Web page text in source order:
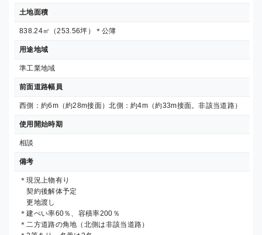
土地面積
838.24㎡（253.56坪）＊公簿
用途地域
準工業地域
前面道路幅員
西側：約6m（約28m接面）北側：約4m（約33m接面。非該当道路）
使用開始時期
相談
備考
＊現況上物有り
契約後解体予定
更地渡し
＊建ぺい率60％、容積率200％
＊二方道路の角地（北側は非該当道路）